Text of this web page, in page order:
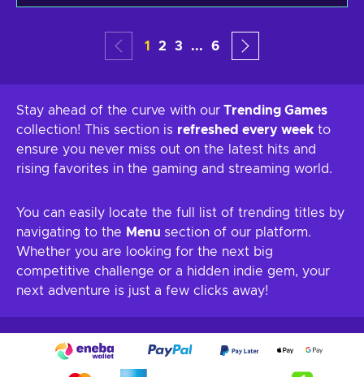
1 2 3 ... 6
Stay ahead of the curve with our Trending Games
collection! This section is refreshed every week to
ensure you never miss out on the latest hits and
rising favorites in the gaming and streaming world.
You can easily locate the full list of trending titles by
navigating to the Menu section of our platform.
Whether you are looking for the next big
competitive challenge or a hidden indie gem, your
next adventure is just a few clicks away!